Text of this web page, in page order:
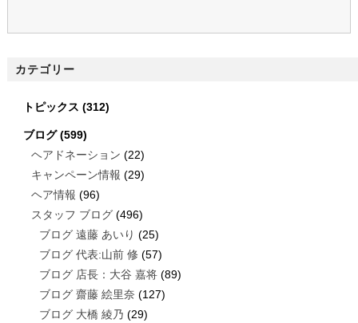
カテゴリー
トピックス (312)
ブログ(599)
ヘアドネーション (22)
キャンペーン情報 (29)
ヘア情報 (96)
スタッフ ブログ(496)
ブログ 遠藤 あいり (25)
ブログ 代表:山前 修 (57)
ブログ 店長：大谷 嘉将(89)
ブログ 齋藤 絵里奈 (127)
ブログ 大橋 綾乃 (29)